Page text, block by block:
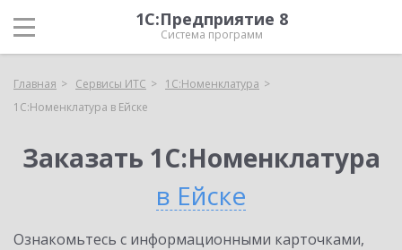
1С:Предприятие 8
Система программ
Главная Сервисы ИТС
1С:Номенклатура
1С:Номенклатура в Ейске
Заказать 1С:Номенклатура
в Ейске
Ознакомьтесь с информационными карточками,